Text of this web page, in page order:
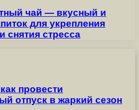
чай — вкусный и
для укрепления
снятия стресса
провести
отпуск в жаркий сезон